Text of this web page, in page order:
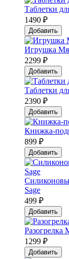
Таблетки
1490 ₽
Добавить
Игрушка
2299 ₽
Добавить
Таблетки
2390 ₽
Добавить
Книжка-
899 ₽
Добавить
Sage
499 ₽
Добавить
1299 ₽
Добавить